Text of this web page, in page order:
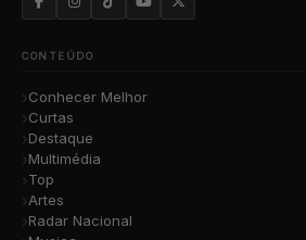
CONTEÚDO
Conhecer Melhor
Curtas
Destaque
Multimédia
Top
Artes
Radar Nacional